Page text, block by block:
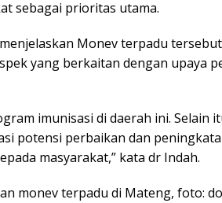
sebagai prioritas utama.
Monev terpadu
yang berkaitan dengan upaya
imunisasi di daerah ini. Selain
potensi perbaikan dan
masyarakat,” kata dr Indah.
monev terpadu di Mateng, foto: